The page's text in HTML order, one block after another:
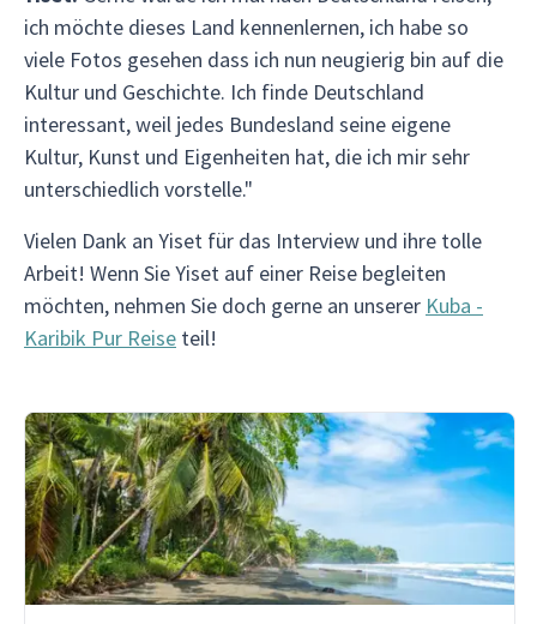
ich möchte dieses Land kennenlernen, ich habe so
viele Fotos gesehen dass ich nun neugierig bin auf die
Kultur und Geschichte. Ich finde Deutschland
interessant, weil jedes Bundesland seine eigene
Kultur, Kunst und Eigenheiten hat, die ich mir sehr
unterschiedlich vorstelle."
Vielen Dank an Yiset für das Interview und ihre tolle
Arbeit! Wenn Sie Yiset auf einer Reise begleiten
möchten, nehmen Sie doch gerne an unserer Kuba -
Karibik Pur Reise teil!